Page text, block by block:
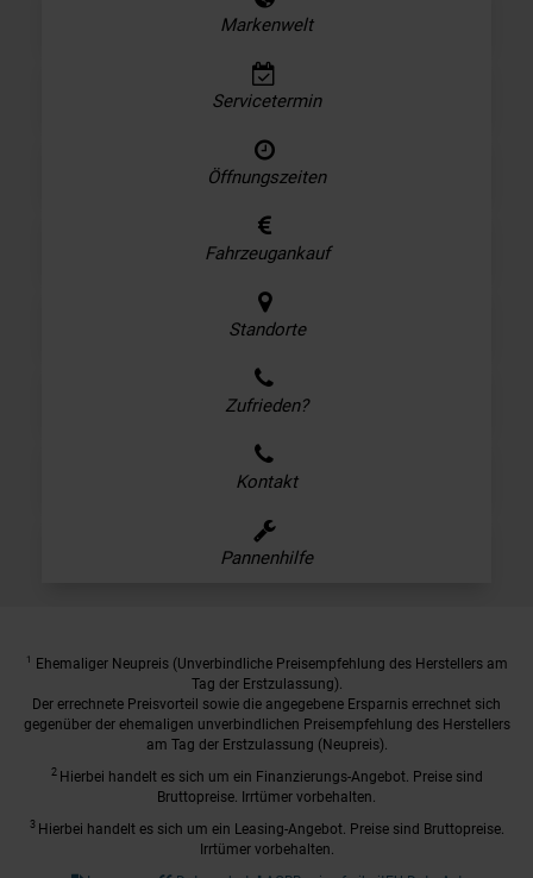
Markenwelt
Servicetermin
Öffnungszeiten
Fahrzeugankauf
Standorte
Zufrieden?
Kontakt
Pannenhilfe
1
Ehemaliger Neupreis (Unverbindliche Preisempfehlung des Herstellers am
Tag der Erstzulassung).
Der errechnete Preisvorteil sowie die angegebene Ersparnis errechnet sich
gegenüber der ehemaligen unverbindlichen Preisempfehlung des Herstellers
am Tag der Erstzulassung (Neupreis).
2 Hierbei handelt es sich um ein Finanzierungs-Angebot. Preise sind
Bruttopreise. Irrtümer vorbehalten.
3 Hierbei handelt es sich um ein Leasing-Angebot. Preise sind Bruttopreise.
Irrtümer vorbehalten.